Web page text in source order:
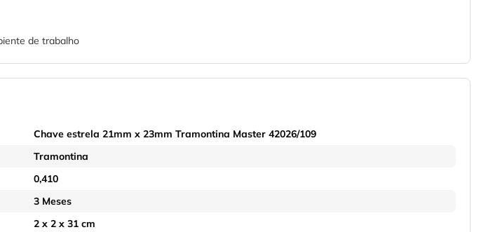
de trabalho
Chave estrela 21mm x 23mm Tramontina Master 42026/109
Tramontina
0,410
3 Meses
2 x 2 x 31 cm